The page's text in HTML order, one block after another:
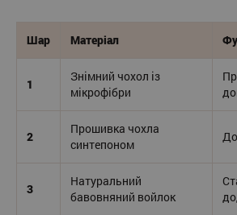
Шар Матеріал
1
Знімний чохол із
мікрофібри
2
Прошивка чохла
синтепоном
3
Натуральний
бавовняний войлок